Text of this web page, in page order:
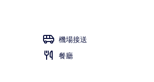
機場接送
餐廳